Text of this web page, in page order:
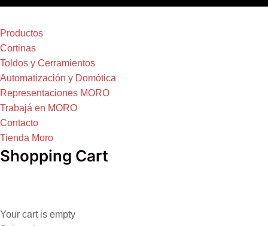
Productos
Cortinas
Toldos y Cerramientos
Automatización y Domótica
Representaciones MORO
Trabajá en MORO
Contacto
Tienda Moro
Shopping Cart
Your cart is empty